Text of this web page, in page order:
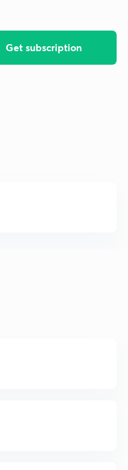
Get subscription